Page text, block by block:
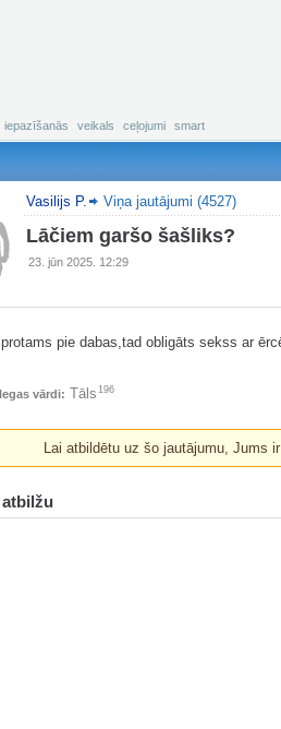
iepazīšanās veikals ceļojumi smart
Vasilijs P. Viņa jautājumi (4527)
Lāčiem garšo šašliks?
23. jūn 2025. 12:29
pie dabas,tad obligāts sekss ar
vārdi: Tāls 196
Lai atbildētu uz šo jautājumu, Jums
atbilžu